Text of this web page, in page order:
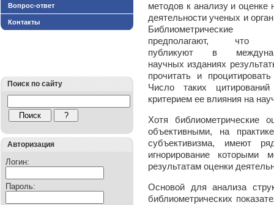
Вопрос-ответ
Контакты
Поиск по сайту
Авторизация
Логин:
Пароль:
методов к анализу и оценке
деятельности ученых и
Библиометрические
предполагают, что
публикуют в
научных изданиях
прочитать и
Число таких
критерием ее влияния на
Хотя библиометрические
объективными, на
субъективизма, имеют
игнорирование которыми
результатам оценки
Основой для анализа
библиометрических